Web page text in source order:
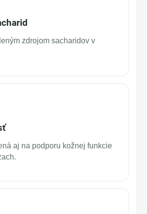
zdrojom sacharidov v
aj na podporu kožnej funkcie